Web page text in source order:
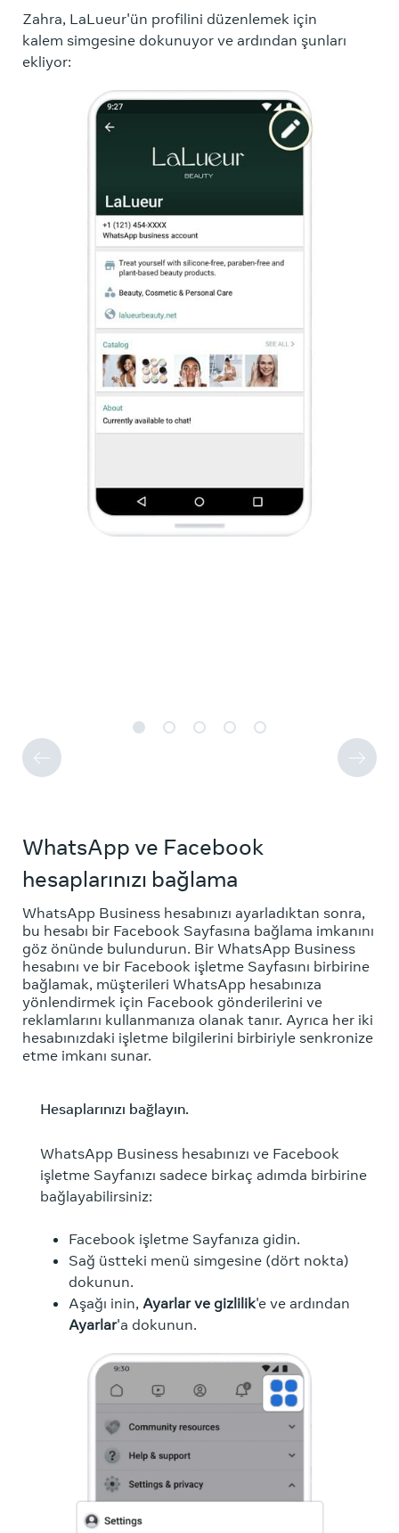
Zahra, LaLueur'ün profilini düzenlemek için
kalem simgesine dokunuyor ve ardından şunları
ekliyor:
WhatsApp ve Facebook
hesaplarınızı bağlama
WhatsApp Business hesabınızı ayarladıktan sonra,
bu hesabı bir Facebook Sayfasına bağlama imkanını
göz önünde bulundurun. Bir WhatsApp Business
hesabını ve bir Facebook işletme Sayfasını birbirine
bağlamak, müşterileri WhatsApp hesabınıza
yönlendirmek için Facebook gönderilerini ve
reklamlarını kullanmanıza olanak tanır. Ayrıca her iki
hesabınızdaki işletme bilgilerini birbiriyle senkronize
etme imkanı sunar.
Hesaplarınızı bağlayın.
WhatsApp Business hesabınızı ve Facebook
işletme Sayfanızı sadece birkaç adımda birbirine
bağlayabilirsiniz:
Facebook işletme Sayfanıza gidin.
Sağ üstteki menü simgesine (dört nokta)
dokunun.
Aşağı inin, Ayarlar ve gizlilik'e ve ardından
Ayarlar'a dokunun.